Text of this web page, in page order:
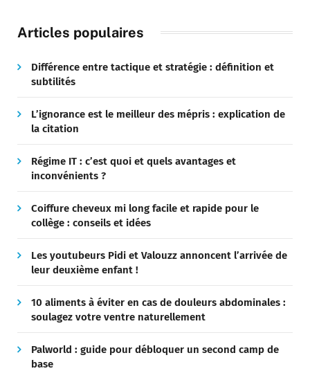
Articles populaires
Différence entre tactique et stratégie : définition et
subtilités
L’ignorance est le meilleur des mépris : explication de
la citation
Régime IT : c’est quoi et quels avantages et
inconvénients ?
Coiffure cheveux mi long facile et rapide pour le
collège : conseils et idées
Les youtubeurs Pidi et Valouzz annoncent l’arrivée de
leur deuxième enfant !
10 aliments à éviter en cas de douleurs abdominales :
soulagez votre ventre naturellement
Palworld : guide pour débloquer un second camp de
base